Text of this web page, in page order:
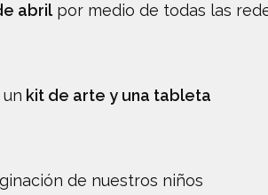
abrilpor medio de todas las
kit de arte y una tableta
de nuestros niños